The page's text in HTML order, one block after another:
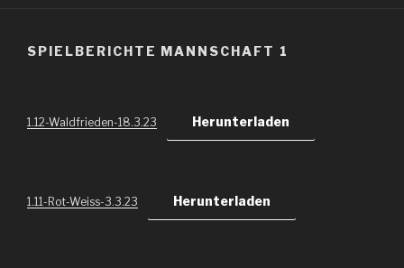
SPIELBERICHTE MANNSCHAFT 1
1.12-Waldfrieden-18.3.23 Herunterladen
1.11-Rot-Weiss-3.3.23 Herunterladen